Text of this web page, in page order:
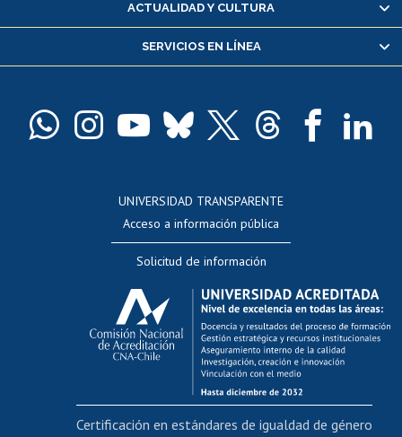
Servicio médico y dental
Pago de arancel y crédito alumnos
Docentes
Evaluación docente
Calificación académica
Postulación al AUCAI
Funcionarias/os
Cursos internos de capacitación
Bienestar del personal
Portal de movilidad interna
ACTUALIDAD Y CULTURA
SERVICIOS EN LÍNEA
UNIVERSIDAD TRANSPARENTE
Acceso a información pública
Solicitud de información
Certificación en estándares de igualdad de género